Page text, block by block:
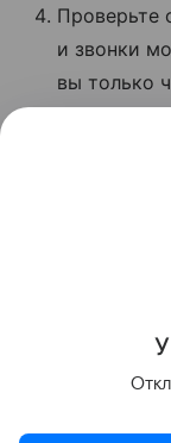
Проверьте
и звонки
вы только
давно не
800